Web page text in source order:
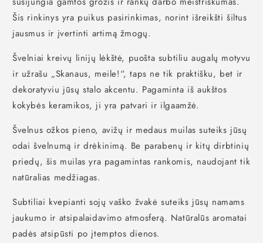
Šis rinkinys yra puikus pasirinkimas, norint išreikšti šiltus
jausmus ir įvertinti artimą žmogų.
Švelniai kreivų linijų lėkštė, puošta subtiliu augalų motyvu
ir užrašu „Skanaus, meile!“, taps ne tik praktišku, bet ir
dekoratyviu jūsų stalo akcentu. Pagaminta iš aukštos
kokybės keramikos, ji yra patvari ir ilgaamžė.
Švelnus ožkos pieno, avižų ir medaus muilas suteiks jūsų
odai švelnumą ir drėkinimą. Be parabenų ir kitų dirbtinių
priedų, šis muilas yra pagamintas rankomis, naudojant tik
natūralias medžiagas.
Subtiliai kvepianti sojų vaško žvakė suteiks jūsų namams
jaukumo ir atsipalaidavimo atmosferą. Natūralūs aromatai
padės atsipūsti po įtemptos dienos.